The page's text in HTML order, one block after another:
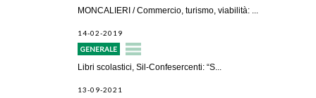
MONCALIERI / Commercio, turismo, viabilità: ...
14-02-2019
GENERALE
Libri scolastici, Sil-Confesercenti: “S...
13-09-2021